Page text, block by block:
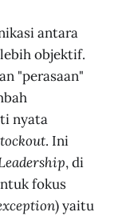
antara
objektif.
"perasaan"
nyata
. Ini
, di
fokus
) yaitu